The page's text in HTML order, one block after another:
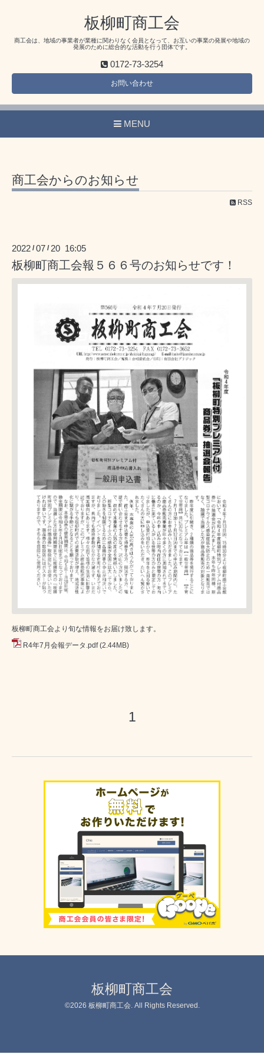
板柳町商工会
商工会は、地域の事業者が業種に関わりなく会員となって、お互いの事業の発展や地域の
発展のために総合的な活動を行う団体です。
0172-73-3254
お問い合わせ
MENU
商工会からのお知らせ
RSS
2022 /07 / 20 16:05
板柳町商工会報５６６号のお知らせです！
板柳町商工会より旬な情報をお届け致します。
R4年7月会報データ.pdf (2.44MB)
1
板柳町商工会
©2026 板柳町商工会. All Rights Reserved.